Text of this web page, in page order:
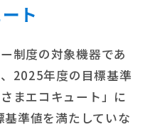
ト
制度の対象機器であ
2025年度の⽬標基準
まエコキュート」に
準値を満たしていな